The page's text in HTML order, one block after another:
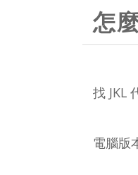
怎
找 JKL
電腦版